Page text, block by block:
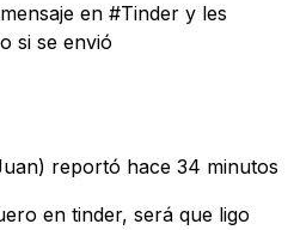
en #Tinder y les
si se envió
reportó hace 34 minutos
en tinder, será que ligo